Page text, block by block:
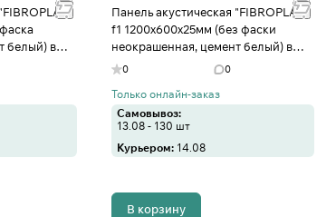
белый) в
Панель акустическая "FIBROPLAN"
f1 1200х600х25мм (без фаски
неокрашенная, цемент белый) в
Иваново
0 0
Только онлайн-заказ
Самовывоз:
13.08 - 130 шт
Курьером: 14.08
В корзину